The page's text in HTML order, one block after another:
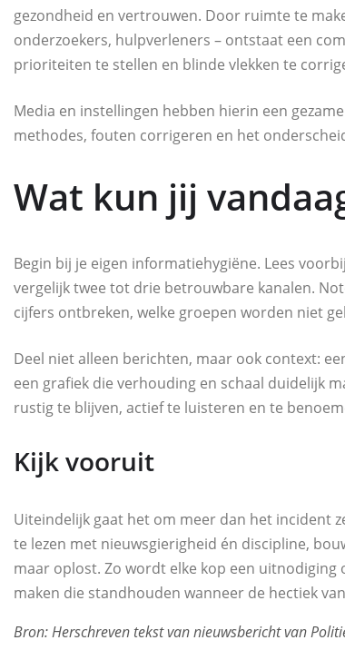
gezondheid en vertrouwen. Door ruimte te
onderzoekers, hulpverleners – ontstaat een
prioriteiten te stellen en blinde vlekken te
Media en instellingen hebben hierin een
methodes, fouten corrigeren en het
Wat kun jij
Begin bij je eigen informatiehygiëne. Lees
vergelijk twee tot drie betrouwbare kanalen.
cijfers ontbreken, welke groepen worden niet
Deel niet alleen berichten, maar ook context:
een grafiek die verhouding en schaal duidelijk
rustig te blijven, actief te luisteren en te
Kijk vooruit
Uiteindelijk gaat het om meer dan het incident
te lezen met nieuwsgierigheid én discipline,
maar oplost. Zo wordt elke kop een uitnodiging
maken die standhouden wanneer de hectiek